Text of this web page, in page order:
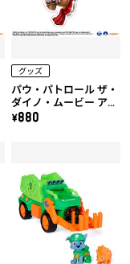
グッズ
パウ・パトロール ザ・
ダイノ・ムービー アク
リルキーホルダー（ル
\880